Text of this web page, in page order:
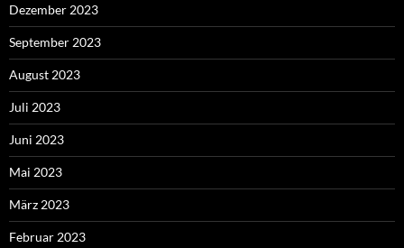
Dezember 2023
September 2023
August 2023
Juli 2023
Juni 2023
Mai 2023
März 2023
Februar 2023